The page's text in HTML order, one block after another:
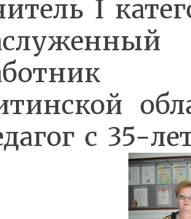
I
с 35-